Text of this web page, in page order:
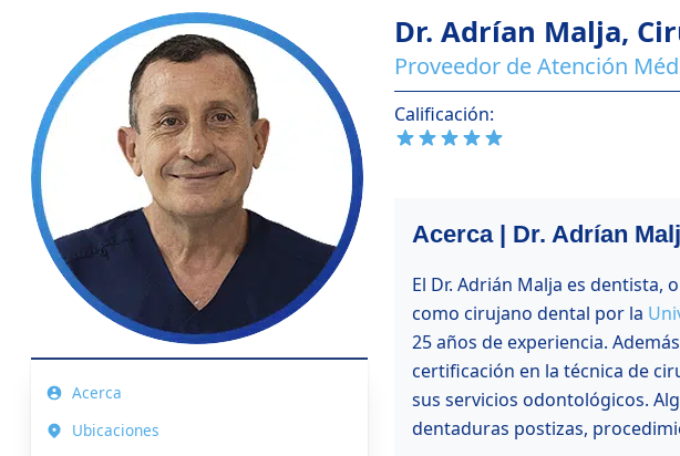
Acerca
Ubicaciones
Dr. Adrían Malja,
Proveedor de Atención
Calificación:
Acerca | Dr. Adrían
El Dr. Adrián Malja es dentista,
como cirujano dental por la
25 años de experiencia.
certificación en la técnica de
sus servicios odontológicos.
dentaduras postizas,